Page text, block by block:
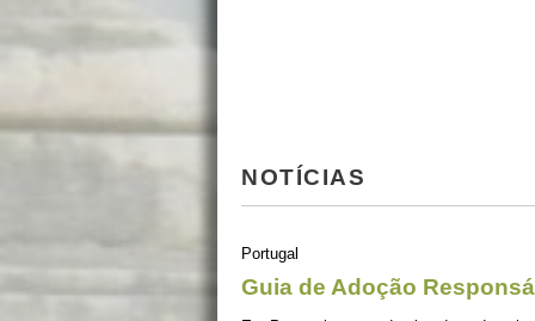
NOTÍCIAS
Portugal
Guia de Adoção